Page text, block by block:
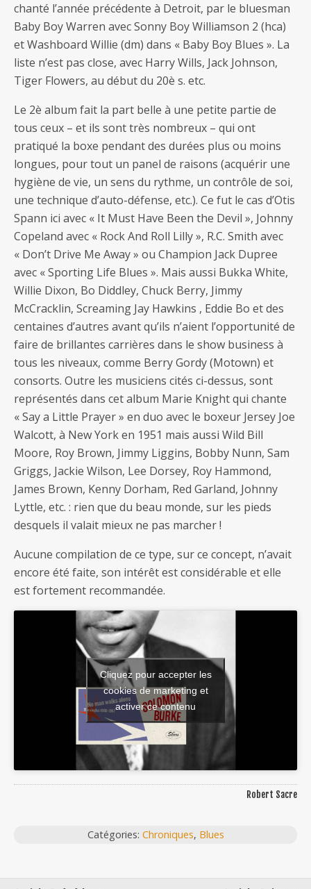
chanté l’année précédente à Detroit, par le bluesman
Baby Boy Warren avec Sonny Boy Williamson 2 (hca)
et Washboard Willie (dm) dans « Baby Boy Blues ». La
liste n’est pas close, avec Harry Wills, Jack Johnson,
Tiger Flowers, au début du 20è s. etc.
Le 2è album fait la part belle à une petite partie de
tous ceux – et ils sont très nombreux – qui ont
pratiqué la boxe pendant des durées plus ou moins
longues, pour tout un panel de raisons (acquérir une
hygiène de vie, un sens du rythme, un contrôle de soi,
une technique d’auto-défense, etc.). Ce fut le cas d’Otis
Spann ici avec « It Must Have Been the Devil », Johnny
Copeland avec « Rock And Roll Lilly », R.C. Smith avec
« Don’t Drive Me Away » ou Champion Jack Dupree
avec « Sporting Life Blues ». Mais aussi Bukka White,
Willie Dixon, Bo Diddley, Chuck Berry, Jimmy
McCracklin, Screaming Jay Hawkins , Eddie Bo et des
centaines d’autres avant qu’ils n’aient l’opportunité de
faire de brillantes carrières dans le show business à
tous les niveaux, comme Berry Gordy (Motown) et
consorts. Outre les musiciens cités ci-dessus, sont
représentés dans cet album Marie Knight qui chante
« Say a Little Prayer » en duo avec le boxeur Jersey Joe
Walcott, à New York en 1951 mais aussi Wild Bill
Moore, Roy Brown, Jimmy Liggins, Bobby Nunn, Sam
Griggs, Jackie Wilson, Lee Dorsey, Roy Hammond,
James Brown, Kenny Dorham, Red Garland, Johnny
Lyttle, etc. : rien que du beau monde, sur les pieds
desquels il valait mieux ne pas marcher !
Aucune compilation de ce type, sur ce concept, n’avait
encore été faite, son intérêt est considérable et elle
est fortement recommandée.
Cliquez pour accepter les
cookies de marketing et
activer ce contenu
Robert Sacre
Catégories: Chroniques, Blues